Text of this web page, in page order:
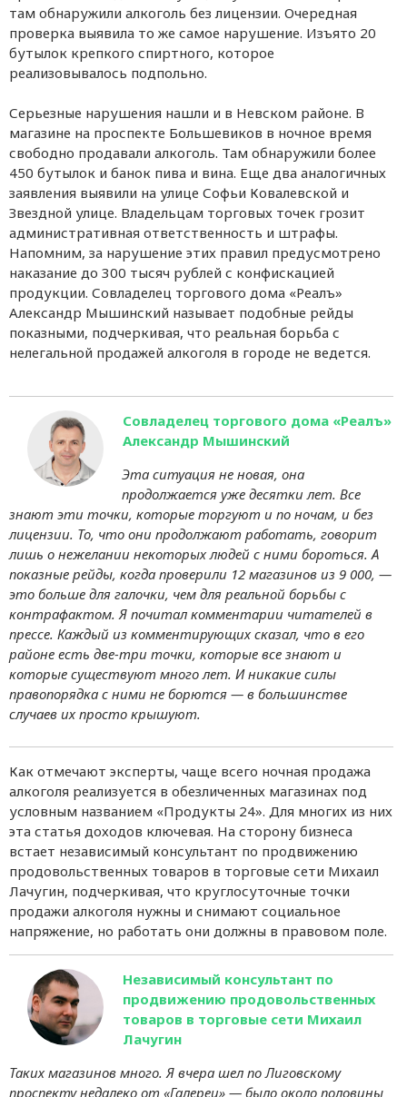
там обнаружили алкоголь без лицензии. Очередная
проверка выявила то же самое нарушение. Изъято 20
бутылок крепкого спиртного, которое
реализовывалось подпольно.
Серьезные нарушения нашли и в Невском районе. В
магазине на проспекте Большевиков в ночное время
свободно продавали алкоголь. Там обнаружили более
450 бутылок и банок пива и вина. Еще два аналогичных
заявления выявили на улице Софьи Ковалевской и
Звездной улице. Владельцам торговых точек грозит
административная ответственность и штрафы.
Напомним, за нарушение этих правил предусмотрено
наказание до 300 тысяч рублей с конфискацией
продукции. Совладелец торгового дома «Реалъ»
Александр Мышинский называет подобные рейды
показными, подчеркивая, что реальная борьба с
нелегальной продажей алкоголя в городе не ведется.
Совладелец торгового дома «Реалъ»
Александр Мышинский
Эта ситуация не новая, она
продолжается уже десятки лет. Все
знают эти точки, которые торгуют и по ночам, и без
лицензии. То, что они продолжают работать, говорит
лишь о нежелании некоторых людей с ними бороться. А
показные рейды, когда проверили 12 магазинов из 9 000, —
это больше для галочки, чем для реальной борьбы с
контрафактом. Я почитал комментарии читателей в
прессе. Каждый из комментирующих сказал, что в его
районе есть две-три точки, которые все знают и
которые существуют много лет. И никакие силы
правопорядка с ними не борются — в большинстве
случаев их просто крышуют.
Как отмечают эксперты, чаще всего ночная продажа
алкоголя реализуется в обезличенных магазинах под
условным названием «Продукты 24». Для многих из них
эта статья доходов ключевая. На сторону бизнеса
встает независимый консультант по продвижению
продовольственных товаров в торговые сети Михаил
Лачугин, подчеркивая, что круглосуточные точки
продажи алкоголя нужны и снимают социальное
напряжение, но работать они должны в правовом поле.
Независимый консультант по
продвижению продовольственных
товаров в торговые сети Михаил
Лачугин
Таких магазинов много. Я вчера шел по Лиговскому
проспекту недалеко от «Галереи» — было около половины